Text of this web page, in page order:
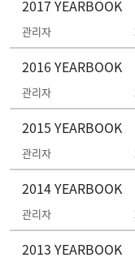
2017 YEARBOOK
관리자
2016 YEARBOOK
관리자
2015 YEARBOOK
관리자
2014 YEARBOOK
관리자
2013 YEARBOOK